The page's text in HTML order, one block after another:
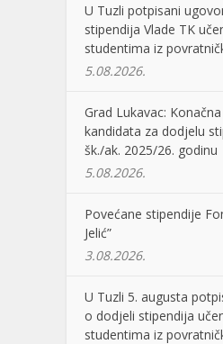
U Tuzli potpisani
stipendija Vlade TK
studentima iz
5.08.2026.
Grad Lukavac:
kandidata za dodjelu
šk./ak. 2025/26. godinu
5.08.2026.
Povećane stipendije
Jelić”
3.08.2026.
U Tuzli 5. augusta
o dodjeli stipendija
studentima iz